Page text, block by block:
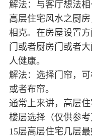
解法：与客厅想法
高层住宅风水之厨
相克。在房屋设置
门或者厨房门或者
人健康。
解法：选择门帘，
或者布帘。
通常上来讲，高层
楼层选择（仅供参考
15层高层住宅几层最